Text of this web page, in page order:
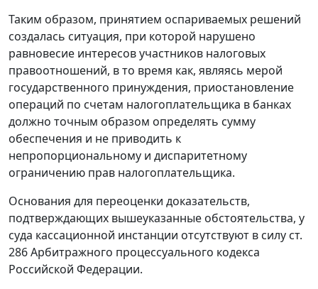
Таким образом, принятием оспариваемых решений
создалась ситуация, при которой нарушено
равновесие интересов участников налоговых
правоотношений, в то время как, являясь мерой
государственного принуждения, приостановление
операций по счетам налогоплательщика в банках
должно точным образом определять сумму
обеспечения и не приводить к
непропорциональному и диспаритетному
ограничению прав налогоплательщика.
Основания для переоценки доказательств,
подтверждающих вышеуказанные обстоятельства, у
суда кассационной инстанции отсутствуют в силу ст.
286Арбитражного процессуального кодекса
Российской Федерации.